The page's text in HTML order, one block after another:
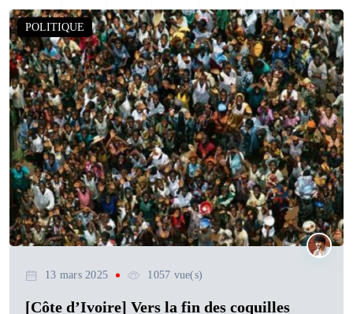
POLITIQUE
13 mars 2025 1057 vue(s)
[Côte d’Ivoire] Vers la fin des coquilles